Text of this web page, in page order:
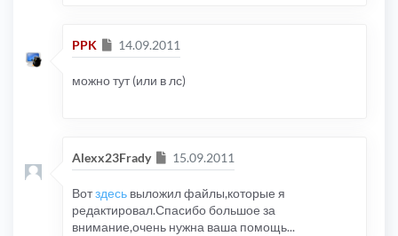
PPK Сообщение
14.09.2011
можно тут (или в лс)
Alexx23Frady Сообщение
15.09.2011
Вотздесь выложил файлы,которые я
редактировал.Спасибо большое за
внимание,очень нужна ваша помощь...